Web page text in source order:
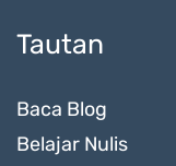
Tautan
Baca Blog
Belajar Nulis